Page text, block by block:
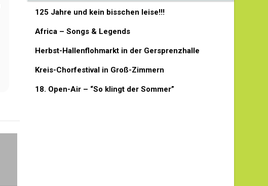
125 Jahre und kein bisschen leise!!!
Africa – Songs & Legends
Herbst-Hallenflohmarkt in der Gersprenzhalle
Kreis-Chorfestival in Groß-Zimmern
18. Open-Air – “So klingt der Sommer”